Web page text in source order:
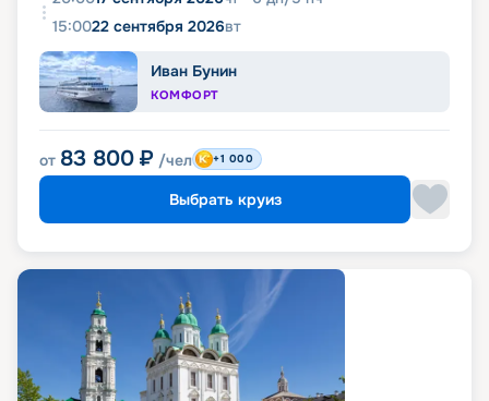
15:0022 сентября 2026вт
Иван Бунин
КОМФОРТ
от 83 800 ₽ /чел +1 000
Выбрать круиз